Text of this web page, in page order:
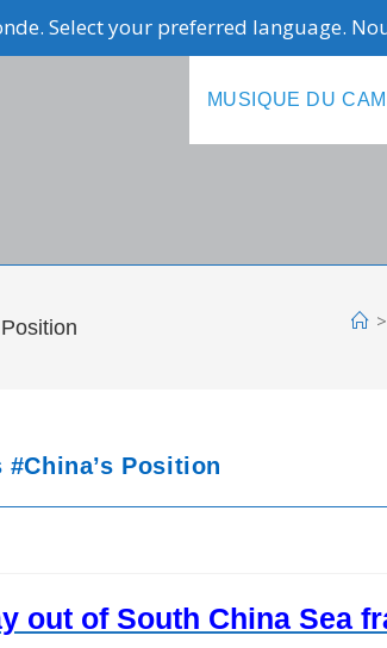
Select your preferred language.
MUSIQUE DU
>
Position
out of South China Sea